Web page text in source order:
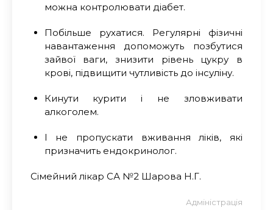
можна контролювати діабет.
Побільше рухатися. Регулярні фізичні
навантаження допоможуть позбутися
зайвої ваги, знизити рівень цукру в
крові, підвищити чутливість до інсуліну.
Кинути курити і не зловживати
алкоголем.
І не пропускати вживання ліків, які
призначить ендокринолог.
Сімейний лікар СА №2 Шарова Н.Г.
Адміністрація